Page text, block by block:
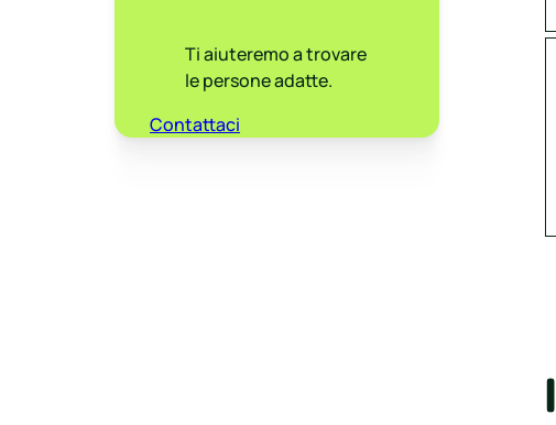
Ti aiuteremo a trovare
le persone adatte.
Contattaci
I